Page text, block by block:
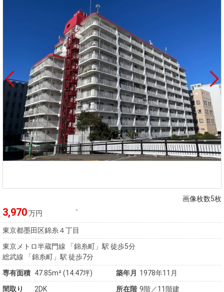
画像枚数5枚
3,970万円 -
東京都墨田区錦糸４丁目
東京メトロ半蔵門線 「錦糸町」駅 徒歩5分
総武線 「錦糸町」駅 徒歩7分
専有面積 47.85m² (14.47坪) 築年月
1978年11月
間取り
2DK 所在階 9階／11階建